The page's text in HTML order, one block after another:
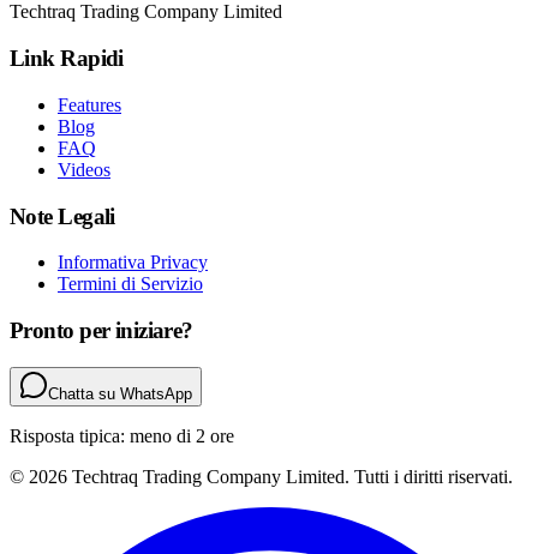
Techtraq Trading Company Limited
Link Rapidi
Features
Blog
FAQ
Videos
Note Legali
Informativa Privacy
Termini di Servizio
Pronto per iniziare?
Chatta su WhatsApp
Risposta tipica: meno di 2 ore
© 2026 Techtraq Trading Company Limited. Tutti i diritti riservati.